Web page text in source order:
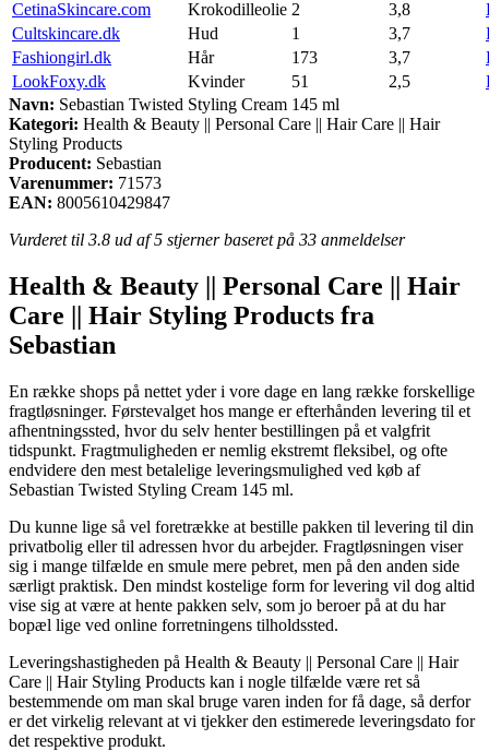
CetinaSkincare.com
Krokodilleolie 2 3,8
Cultskincare.dk
Hud 1 3,7
Fashiongirl.dk
Hår 173 3,7
LookFoxy.dk
Kvinder 51 2,5
Navn: Sebastian Twisted Styling Cream 145 ml
Kategori: Health & Beauty || Personal Care || Hair Care || Hair
Styling Products
Producent: Sebastian
Varenummer: 71573
EAN: 8005610429847
Vurderet til 3.8 ud af 5 stjerner baseret på 33 anmeldelser
Health & Beauty || Personal Care || Hair
Care || Hair Styling Products fra
Sebastian
En række shops på nettet yder i vore dage en lang række forskellige
fragtløsninger. Førstevalget hos mange er efterhånden levering til et
afhentningssted, hvor du selv henter bestillingen på et valgfrit
tidspunkt. Fragtmuligheden er nemlig ekstremt fleksibel, og ofte
endvidere den mest betalelige leveringsmulighed ved køb af
Sebastian Twisted Styling Cream 145 ml.
Du kunne lige så vel foretrække at bestille pakken til levering til din
privatbolig eller til adressen hvor du arbejder. Fragtløsningen viser
sig i mange tilfælde en smule mere pebret, men på den anden side
særligt praktisk. Den mindst kostelige form for levering vil dog altid
vise sig at være at hente pakken selv, som jo beroer på at du har
bopæl lige ved online forretningens tilholdssted.
Leveringshastigheden på Health & Beauty || Personal Care || Hair
Care || Hair Styling Products kan i nogle tilfælde være ret så
bestemmende om man skal bruge varen inden for få dage, så derfor
er det virkelig relevant at vi tjekker den estimerede leveringsdato for
det respektive produkt.